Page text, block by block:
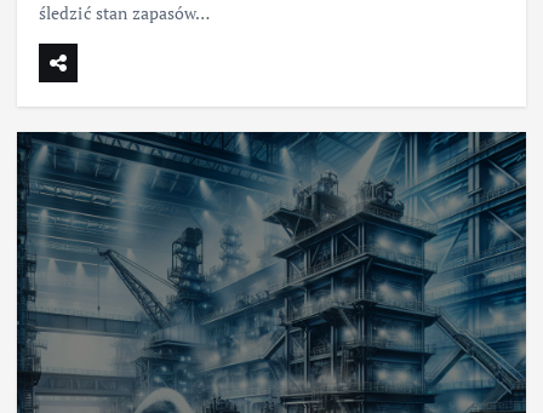
śledzić stan zapasów…